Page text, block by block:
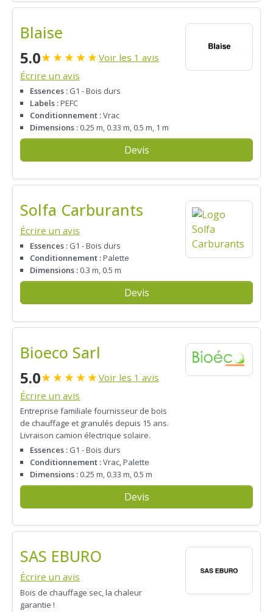
Blaise
5.0★★★★★Voir les 1 avis
Écrire un avis
Essences : G1 - Bois durs
Labels :PEFC
Conditionnement :Vrac
Dimensions : 0.25 m, 0.33 m, 0.5 m, 1 m
Devis
Solfa Carburants
Écrire un avis
Essences : G1 - Bois durs
Conditionnement :Palette
Dimensions : 0.3 m, 0.5 m
Devis
Bioeco Sarl
5.0★★★★★Voir les 1 avis
Écrire un avis
Entreprise familiale fournisseur de bois
de chauffage et granulés depuis 15 ans.
Livraison camion électrique solaire.
Essences : G1 - Bois durs
Conditionnement :Vrac, Palette
Dimensions : 0.25 m, 0.33 m, 0.5 m
Devis
SAS EBURO
Écrire un avis
Bois de chauffage sec, la chaleur
garantie !